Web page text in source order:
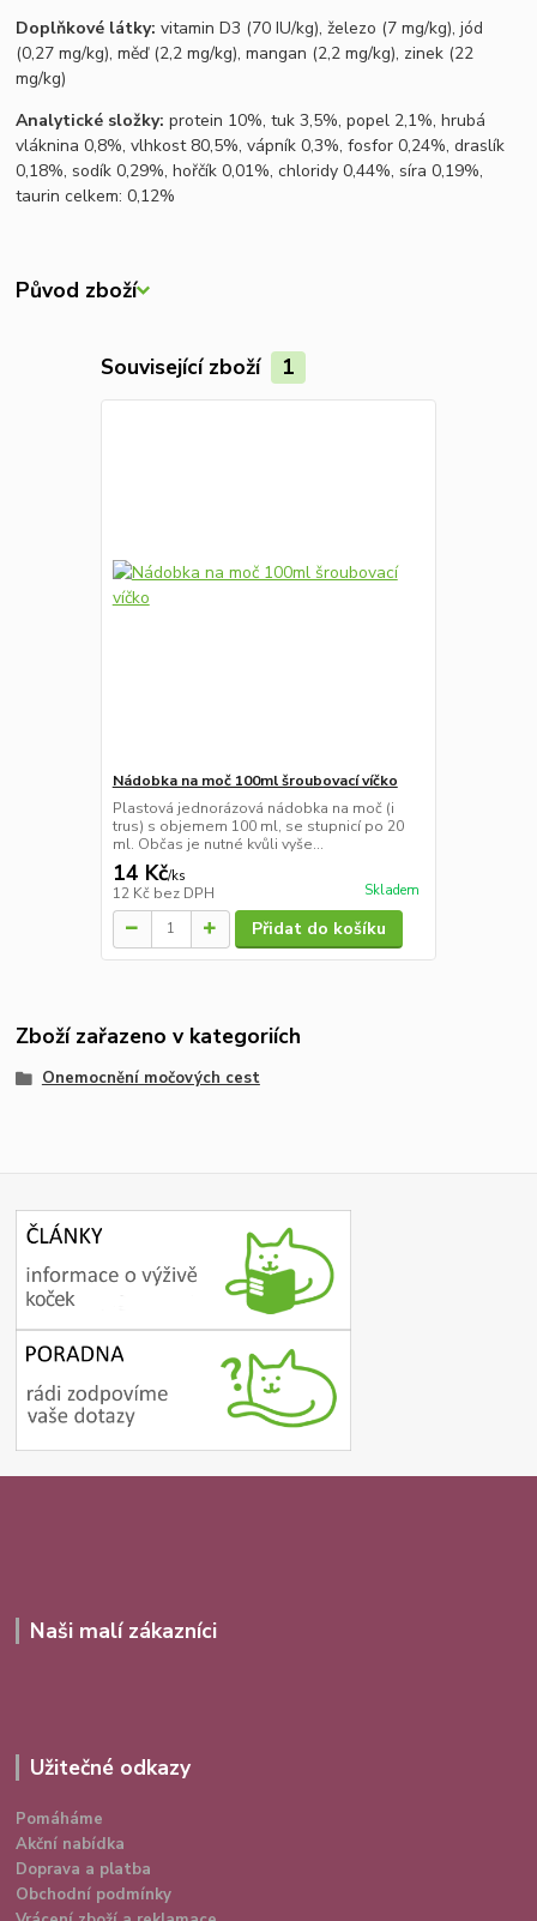
Doplňkové látky: vitamin D3 (70 IU/kg), železo (7 mg/kg), jód
(0,27 mg/kg), měď (2,2 mg/kg), mangan (2,2 mg/kg), zinek (22
mg/kg)
Analytické složky: protein 10%, tuk 3,5%, popel 2,1%, hrubá
vláknina 0,8%, vlhkost 80,5%, vápník 0,3%, fosfor 0,24%, draslík
0,18%, sodík 0,29%, hořčík 0,01%, chloridy 0,44%, síra 0,19%,
taurin celkem: 0,12%
Původ zboží
Související zboží 1
Nádobka na moč 100ml šroubovací víčko
Plastová jednorázová nádobka na moč (i
trus) s objemem 100 ml, se stupnicí po 20
ml. Občas je nutné kvůli vyše...
14 Kč/ks
12 Kč bez DPH Skladem
Přidat do košíku
Zboží zařazeno v kategoriích
Onemocnění močových cest
Naši malí zákazníci
Užitečné odkazy
Pomáháme
Akční nabídka
Doprava a platba
Obchodní podmínky